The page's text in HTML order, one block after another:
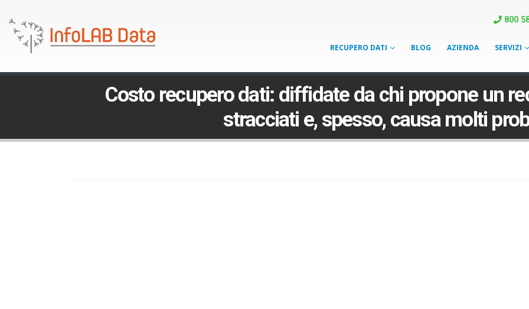
800
RECUPERO DATI BLOG AZIENDA SERVIZI
Costo recupero dati: diffidate da chi propone un
stracciati e, spesso, causa molti